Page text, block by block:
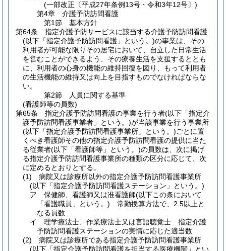
(一部改正〔平成27年条例13号・令和3年12号〕)
第4章
介護予防訪問看護
第1節
基本方針
第64条
指定介護予防サービスに該当する介護予防訪問看護
(以下「指定介護予防訪問看護」という。)の事業は、その
利用者が可能な限りその居宅において、自立した日常生活
を営むことができるよう、その療養生活を支援するととも
に、利用者の心身の機能の維持回復を図り、もって利用者
の生活機能の維持又は向上を目指すものでなければならな
い。
第2節
人員に関する基準
(看護師等の員数)
第65条
指定介護予防訪問看護の事業を行う者(以下「指定介
護予防訪問看護事業者」という。)が当該事業を行う事業所
(以下「指定介護予防訪問看護事業所」という。)ごとに置
くべき看護師その他の指定介護予防訪問看護の提供に当た
る従業者(以下「看護師等」という。)の員数は、次に掲げ
る指定介護予防訪問看護事業所の種類の区分に応じて、次
に定めるとおりとする。
(1)
病院又は診療所以外の指定介護予防訪問看護事業所
(以下「指定介護予防訪問看護ステーション」という。)
ア
保健師、看護師又は准看護師(以下この条において
「看護職員」という。) 常勤換算方法で、2.5以上と
なる員数
イ
理学療法士、作業療法士又は言語聴覚士 指定介護
予防訪問看護ステーションの実情に応じた適当数
(2)
病院又は診療所である指定介護予防訪問看護事業所
(以下「指定介護予防訪問看護を担当する医療機関」とい